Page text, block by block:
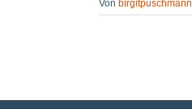
Von birgitpuschmann